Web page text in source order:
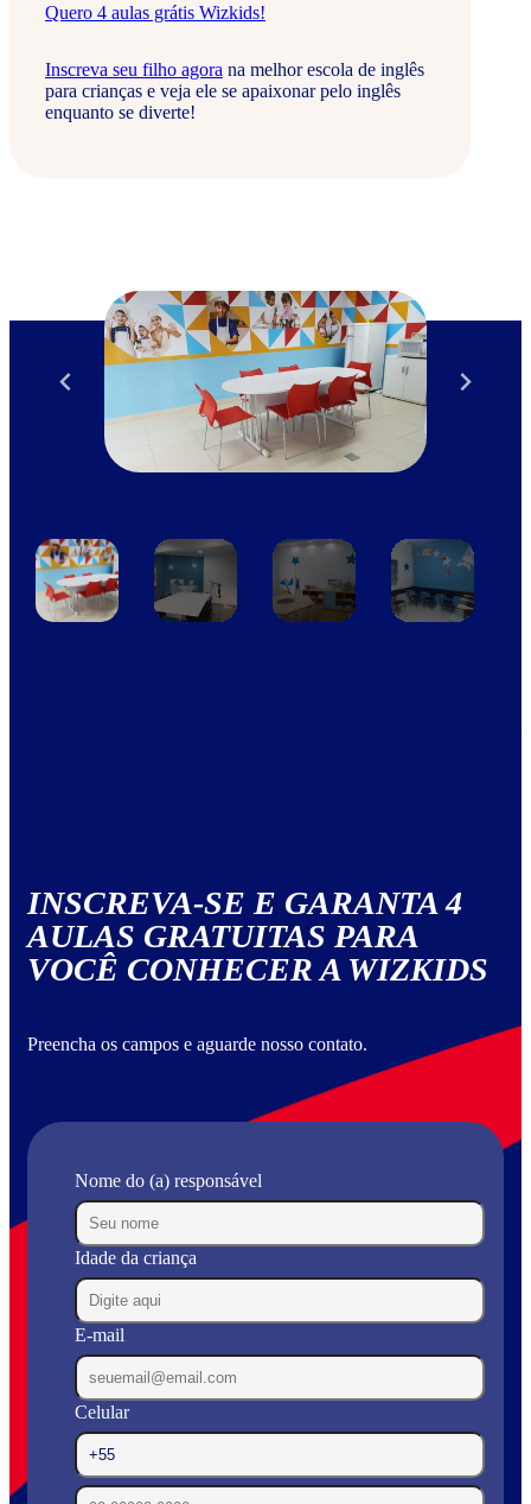
Quero 4 aulas grátis Wizkids!
Inscreva seu filho agora na melhor escola de inglês
para crianças e veja ele se apaixonar pelo inglês
enquanto se diverte!
INSCREVA-SE E GARANTA 4
AULAS GRATUITAS PARA
VOCÊ CONHECER A WIZKIDS
Preencha os campos e aguarde nosso contato.
Nome do (a) responsável
Idade da criança
E-mail
Celular